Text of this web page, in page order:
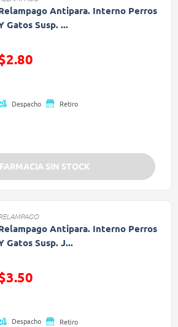
Antipara. Interno Perros
Gatos Susp. ...
reducido de
Despacho Retiro
FARMACIA SIN STOCK
Antipara. Interno Perros
Gatos Susp. J...
reducido de
Despacho Retiro